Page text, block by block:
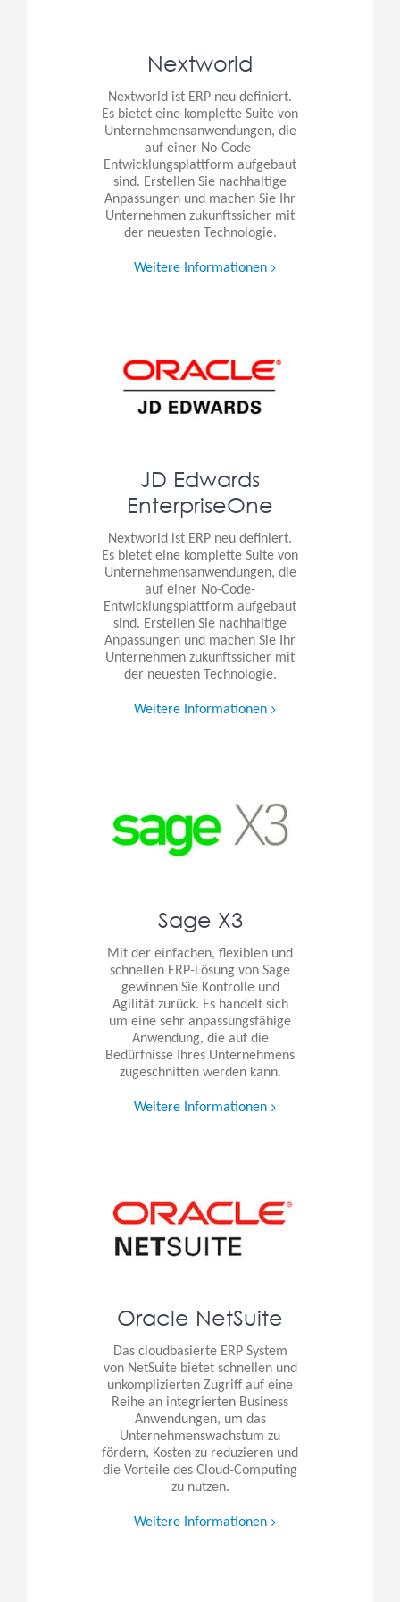
Nextworld
Nextworld ist ERP neu definiert.
Es bietet eine komplette Suite von
Unternehmensanwendungen, die
auf einer No-Code-
Entwicklungsplattform aufgebaut
sind. Erstellen Sie nachhaltige
Anpassungen und machen Sie Ihr
Unternehmen zukunftssicher mit
der neuesten Technologie.
Weitere Informationen
JD Edwards
EnterpriseOne
Nextworld ist ERP neu definiert.
Es bietet eine komplette Suite von
Unternehmensanwendungen, die
auf einer No-Code-
Entwicklungsplattform aufgebaut
sind. Erstellen Sie nachhaltige
Anpassungen und machen Sie Ihr
Unternehmen zukunftssicher mit
der neuesten Technologie.
Weitere Informationen
Sage X3
Mit der einfachen, flexiblen und
schnellen ERP-Lösung von Sage
gewinnen Sie Kontrolle und
Agilität zurück. Es handelt sich
um eine sehr anpassungsfähige
Anwendung, die auf die
Bedürfnisse Ihres Unternehmens
zugeschnitten werden kann.
Weitere Informationen
Oracle NetSuite
Das cloudbasierte ERP System
von NetSuite bietet schnellen und
unkomplizierten Zugriff auf eine
Reihe an integrierten Business
Anwendungen, um das
Unternehmenswachstum zu
fördern, Kosten zu reduzieren und
die Vorteile des Cloud-Computing
zu nutzen.
Weitere Informationen